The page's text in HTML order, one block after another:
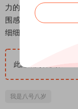
力的表现，她为我们
围感十足，看点满满
细细品味和欣赏。
此隐藏内容仅限VIP
我是八号八岁